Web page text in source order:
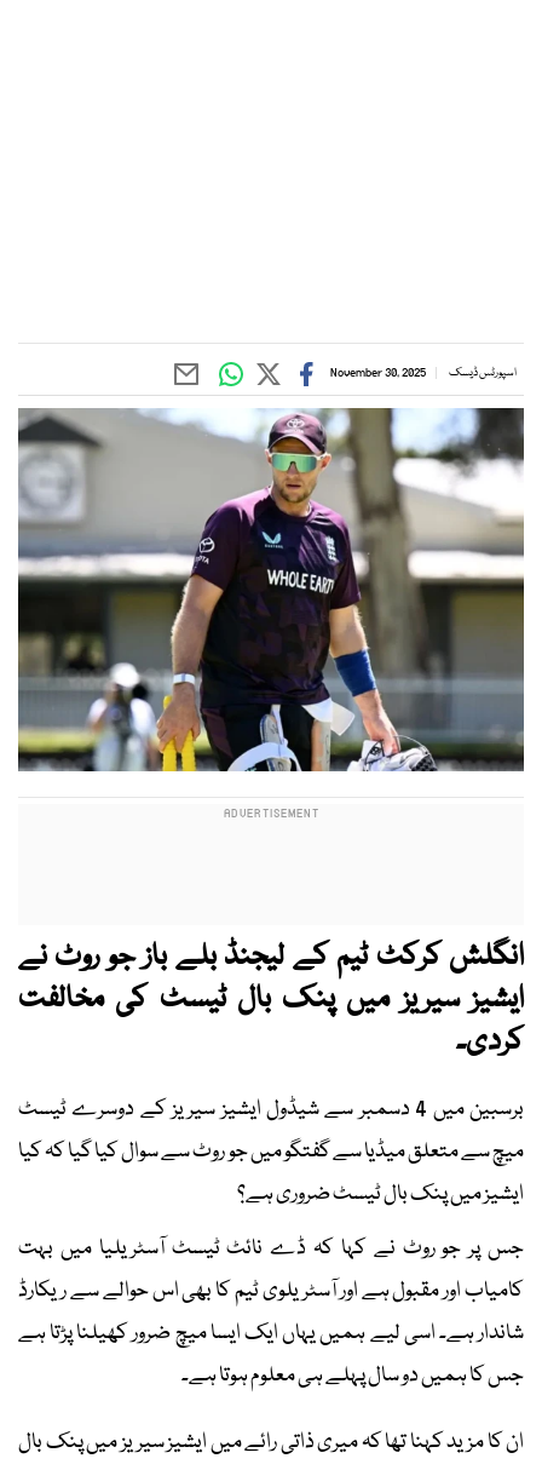
اسپورٹس ڈیسک November 30, 2025
انگلش کرکٹ ٹیم کے لیجنڈ بلے باز جو روٹ نے
ایشیز سیریز میں پنک بال ٹیسٹ کی مخالفت
کردی۔
برسبین میں 4 دسمبر سے شیڈول ایشیز سیریز کے دوسرے ٹیسٹ
میچ سے متعلق میڈیا سے گفتگو میں جو روٹ سے سوال کیا گیا کہ کیا
ایشیز میں پنک بال ٹیسٹ ضروری ہے؟
جس پر جو روٹ نے کہا کہ ڈے نائٹ ٹیسٹ آسٹریلیا میں بہت
کامیاب اور مقبول ہے اور آسٹریلوی ٹیم کا بھی اس حوالے سے ریکارڈ
شاندار ہے۔ اسی لیے ہمیں یہاں ایک ایسا میچ ضرور کھیلنا پڑتا ہے
جس کا ہمیں دو سال پہلے ہی معلوم ہوتا ہے۔
ان کا مزید کہنا تھا کہ میری ذاتی رائے میں ایشیز سیریز میں پنک بال